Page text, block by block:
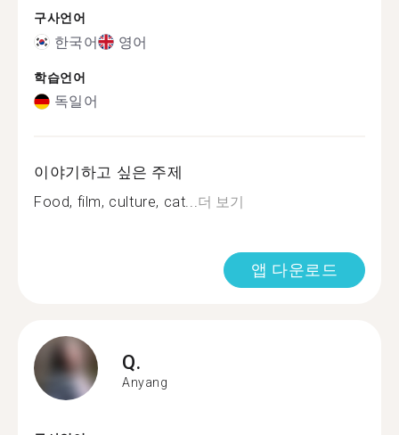
구사언어
한국어 영어
학습언어
독일어
이야기하고 싶은 주제
Food, film, culture, cat...더 보기
앱 다운로드
Q.
Anyang